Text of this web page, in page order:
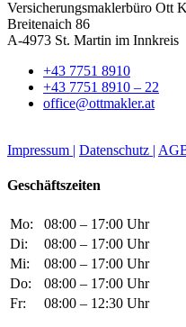
Versicherungsmaklerbüro Ott
Breitenaich 86
A-4973 St. Martin im Innkreis
+43 7751 8910
+43 7751 8910 – 22
office@ottmakler.at
Impressum | Datenschutz |
Geschäftszeiten
Mo:
08:00 – 17:00 Uhr
Di:
08:00 – 17:00 Uhr
Mi:
08:00 – 17:00 Uhr
Do:
08:00 – 17:00 Uhr
Fr:
08:00 – 12:30 Uhr